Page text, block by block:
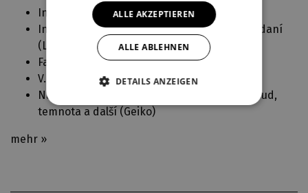
Inside, Sinfonietta, Šest tanců ( Inside
Indický tanec, Solorovi přátelé, Rádžovi poddaní
(La Bayadère
Farář (
Návštěva staré dámy)
V. věta, (
Německé requiem)
Návrhář kostýmů, Společnost na večírku, osud,
temnota a další (Geiko)
mehr »
ALLE AKZEPTIEREN
ALLE ABLEHNEN
DETAILS ANZEIGEN